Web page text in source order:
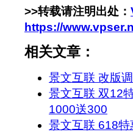
>>转载请注明出处：
https://
相关文章：
景文互联 改版
景文互联 双12
1000送300
景文互联 618